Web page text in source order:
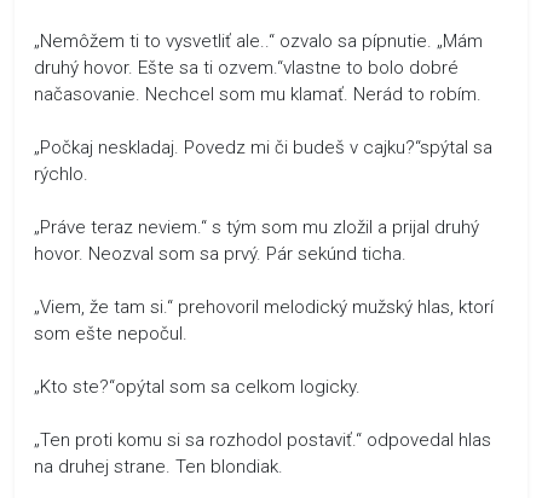
„Nemôžem ti to vysvetliť ale..“ ozvalo sa pípnutie. „Mám
druhý hovor. Ešte sa ti ozvem.“vlastne to bolo dobré
načasovanie. Nechcel som mu klamať. Nerád to robím.
„Počkaj neskladaj. Povedz mi či budeš v cajku?“spýtal sa
rýchlo.
„Práve teraz neviem.“ s tým som mu zložil a prijal druhý
hovor. Neozval som sa prvý. Pár sekúnd ticha.
„Viem, že tam si.“ prehovoril melodický mužský hlas, ktorí
som ešte nepočul.
„Kto ste?“opýtal som sa celkom logicky.
„Ten proti komu si sa rozhodol postaviť.“ odpovedal hlas
na druhej strane. Ten blondiak.